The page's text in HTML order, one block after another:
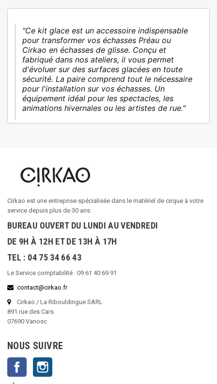
"Ce kit glace est un accessoire indispensable
pour transformer vos échasses Préau ou
Cirkao en échasses de glisse. Conçu et
fabriqué dans nos ateliers, il vous permet
d'évoluer sur des surfaces glacées en toute
sécurité. La paire comprend tout le nécessaire
pour l'installation sur vos échasses. Un
équipement idéal pour les spectacles, les
animations hivernales ou les artistes de rue."
Cirkao est une entreprise spécialisée dans le matériel de cirque à votre
service depuis plus de 30 ans.
BUREAU OUVERT DU LUNDI AU VENDREDI
DE 9H À 12H ET DE 13H À 17H
TEL : 04 75 34 66 43
Le Service comptabilité : 09 61 40 69 91
contact@cirkao.fr
Cirkao / La Ribouldingue SARL
891 rue des Cars
07690 Vanosc
NOUS SUIVRE
Facebook